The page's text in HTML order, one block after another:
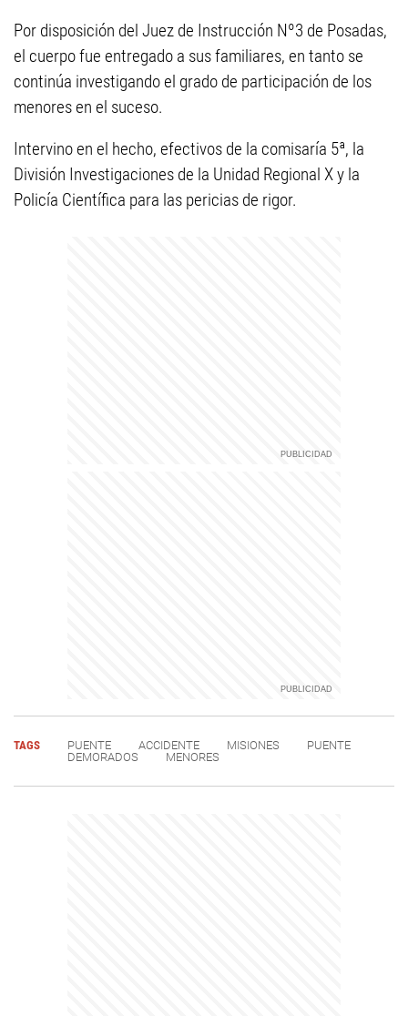
Por disposición del Juez de Instrucción Nº3 de Posadas,
el cuerpo fue entregado a sus familiares, en tanto se
continúa investigando el grado de participación de los
menores en el suceso.
Intervino en el hecho, efectivos de la comisaría 5ª, la
División Investigaciones de la Unidad Regional X y la
Policía Científica para las pericias de rigor.
TAGS PUENTE ACCIDENTE MISIONES
PUENTE
DEMORADOS
MENORES